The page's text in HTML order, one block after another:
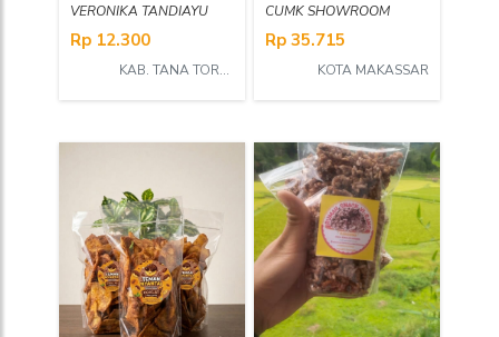
VERONIKA TANDIAYU
Rp 12.300
KAB. TANA TORAJA
CUMK SHOWROOM
Rp 35.715
KOTA MAKASSAR